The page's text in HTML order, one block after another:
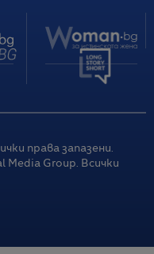
права запазени.
Media Group. Всички